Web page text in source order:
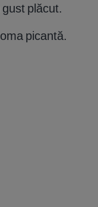
plăcut.
picantă.